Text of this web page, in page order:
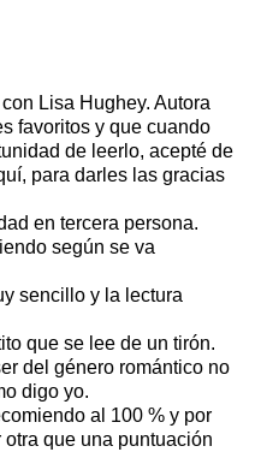
Lisa Hughey. Autora
favoritos y que cuando
de leerlo, acepté de
para darles las gracias
en tercera persona.
según se va
sencillo y la lectura
que se lee de un tirón.
del género romántico no
digo yo.
al 100 % y por
que una puntuación